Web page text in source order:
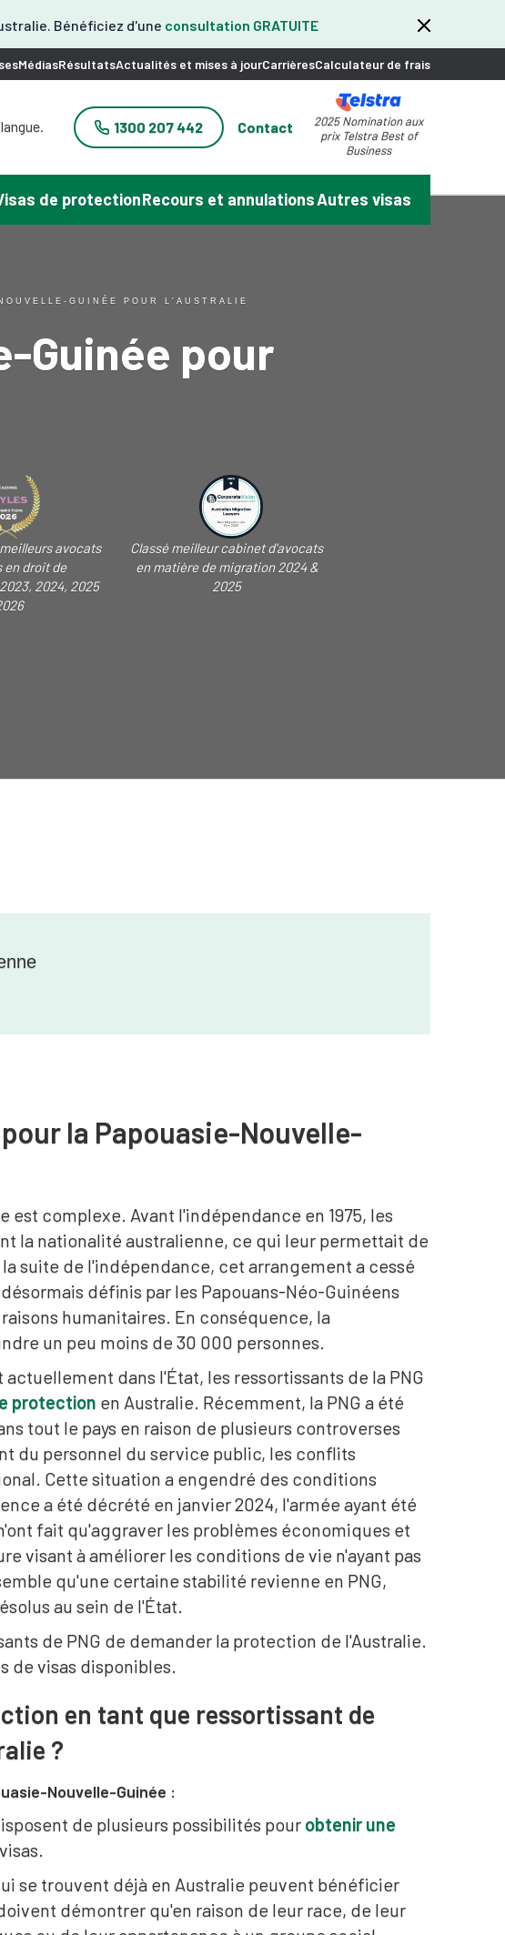
Bénéficiez d'une consultation GRATUITE
MédiasRésultatsActualités et mises à jourCarrièresCalculateur de frais
en
1300 207 442 Contact
2025 Nomination aux
prix Telstra Best of
Business
de protectionRecours et annulationsAutres visas
GUINÉE POUR L'AUSTRALIE
Guinée pour
avocats
en droit de
2024, 2025
Classé meilleur cabinet d'avocats
en matière de migration 2024 &
2025
la Papouasie-Nouvelle-
complexe. Avant l'indépendance en 1975, les
la nationalité australienne, ce qui leur permettait de
suite de l'indépendance, cet arrangement a cessé
définis par les Papouans-Néo-Guinéens
humanitaires. En conséquence, la
un peu moins de 30 000 personnes.
dans l'État, les ressortissants de la PNG
protection en Australie. Récemment, la PNG a été
tout le pays en raison de plusieurs controverses
du personnel du service public, les conflits
Cette situation a engendré des conditions
a été décrété en janvier 2024, l'armée ayant été
fait qu'aggraver les problèmes économiques et
visant à améliorer les conditions de vie n'ayant pas
qu'une certaine stabilité revienne en PNG,
au sein de l'État.
de PNG de demander la protection de l'Australie.
de visas disponibles.
en tant que ressortissant de
?
Nouvelle-Guinée :
de plusieurs possibilités pour obtenir une
se trouvent déjà en Australie peuvent bénéficier
démontrer qu'en raison de leur race, de leur